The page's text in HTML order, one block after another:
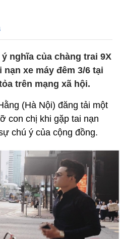
nghĩa của chàng trai 9X
xe máy đêm 3/6 tại
trên mạng xã hội.
(Hà Nội) đăng tải một
con chị khi gặp tai nạn
chú ý của cộng đồng.